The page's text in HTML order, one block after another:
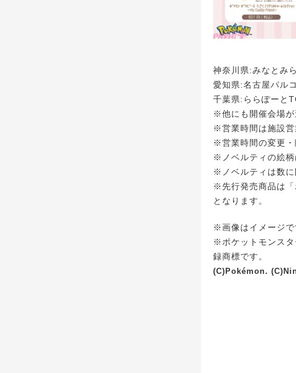
神奈川県:みなとみ
愛知県:名古屋パル
千葉県:ららぽーと
※他にも開催会場が
※営業時間は施設営
※営業時間の変更・
※ノベルティの絵柄
※ノベルティは数に
※先行発売商品は
となります。
※画像はイメージで
※ポケットモンス
録商標です。
(C)Pokémon.